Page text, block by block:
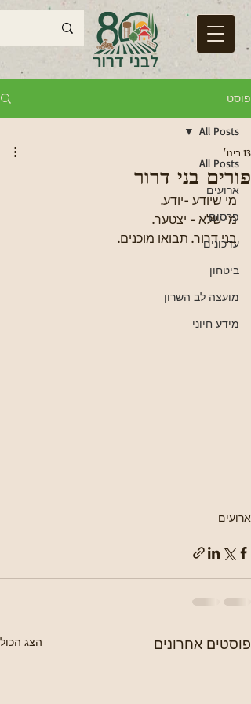
פוסט
All Posts
ארועים
פרסום
עדכונים
ביטחון
מועצה לב השרון
מידע חיוני
All Posts
פורים בני דרור
13 בינו׳
מי שיודע -יודע.
מי שלא - יצטער.
בני דרור. תבואו מוכנים.
ארועים
פוסטים אחרונים הצג הכול